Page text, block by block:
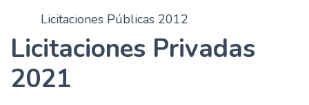
Licitaciones Públicas 2012
Licitaciones Privadas
2021